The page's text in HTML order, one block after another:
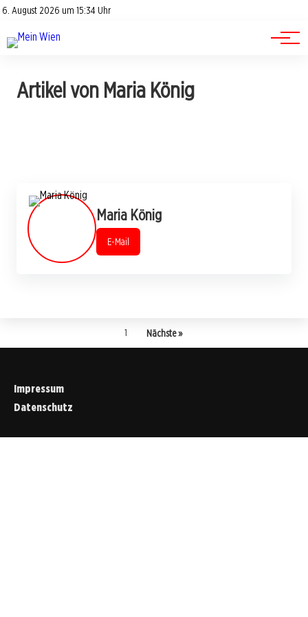
6. August 2026 um 15:34 Uhr
Advertorials
Events
Artikel von Maria König
Maria König
E-Mail
1 Nächste »
Impressum
Datenschutz